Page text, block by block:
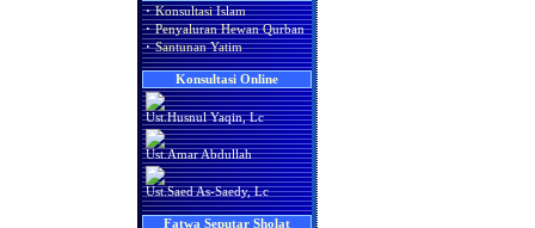
· Konsultasi Islam
· Penyaluran Hewan Qurban
· Santunan Yatim
Konsultasi Online
Ust.Husnul Yaqin, Lc
Ust.Amar Abdullah
Ust.Saed As-Saedy, Lc
Fatwa Seputar Sholat